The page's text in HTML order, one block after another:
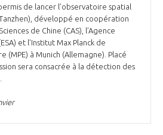
de lancer l’observatoire spatial
développé en coopération
de Chine (CAS), l’Agence
et l’Institut Max Planck de
(MPE) à Munich (Allemagne). Placé
sera consacrée à la détection des